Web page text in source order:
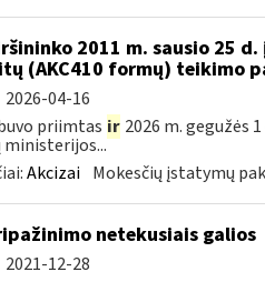
2011 m. sausio 25
(AKC410 formų) teikimo
2026-04-16
priimtas ir 2026 m. gegužės
Akcizai Mokesčių įstatymų
netekusiais galios
2021-12-28